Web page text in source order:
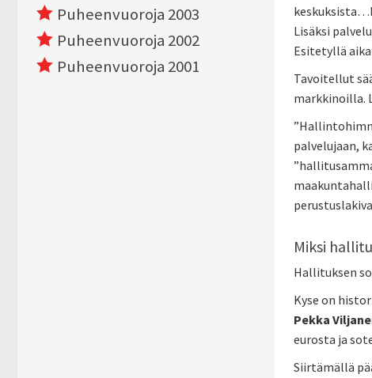
Lisäksi
Esitetyllä
Tavoitellut
markkinoilla.
palvelujaan,
Miksi
Hallituksen
Kyse on
Pekka
eurosta ja
Siirtämällä
Puheenvuoroja 2003
Puheenvuoroja 2002
Puheenvuoroja 2001